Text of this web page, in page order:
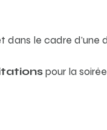
le cadre
pour la soirée